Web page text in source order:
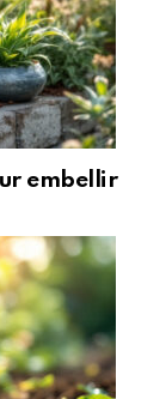
embellir